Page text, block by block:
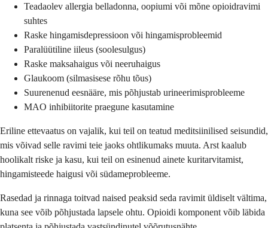
Teadaolev allergia belladonna, oopiumi või mõne opioidravimi
suhtes
Raske hingamisdepressioon või hingamisprobleemid
Paralüütiline iileus (soolesulgus)
Raske maksahaigus või neeruhaigus
Glaukoom (silmasisese rõhu tõus)
Suurenenud eesnääre, mis põhjustab urineerimisprobleeme
MAO inhibiitorite praegune kasutamine
Eriline ettevaatus on vajalik, kui teil on teatud meditsiinilised seisundid,
mis võivad selle ravimi teie jaoks ohtlikumaks muuta. Arst kaalub
hoolikalt riske ja kasu, kui teil on esinenud ainete kuritarvitamist,
hingamisteede haigusi või südameprobleeme.
Rasedad ja rinnaga toitvad naised peaksid seda ravimit üldiselt vältima,
kuna see võib põhjustada lapsele ohtu. Opioidi komponent võib läbida